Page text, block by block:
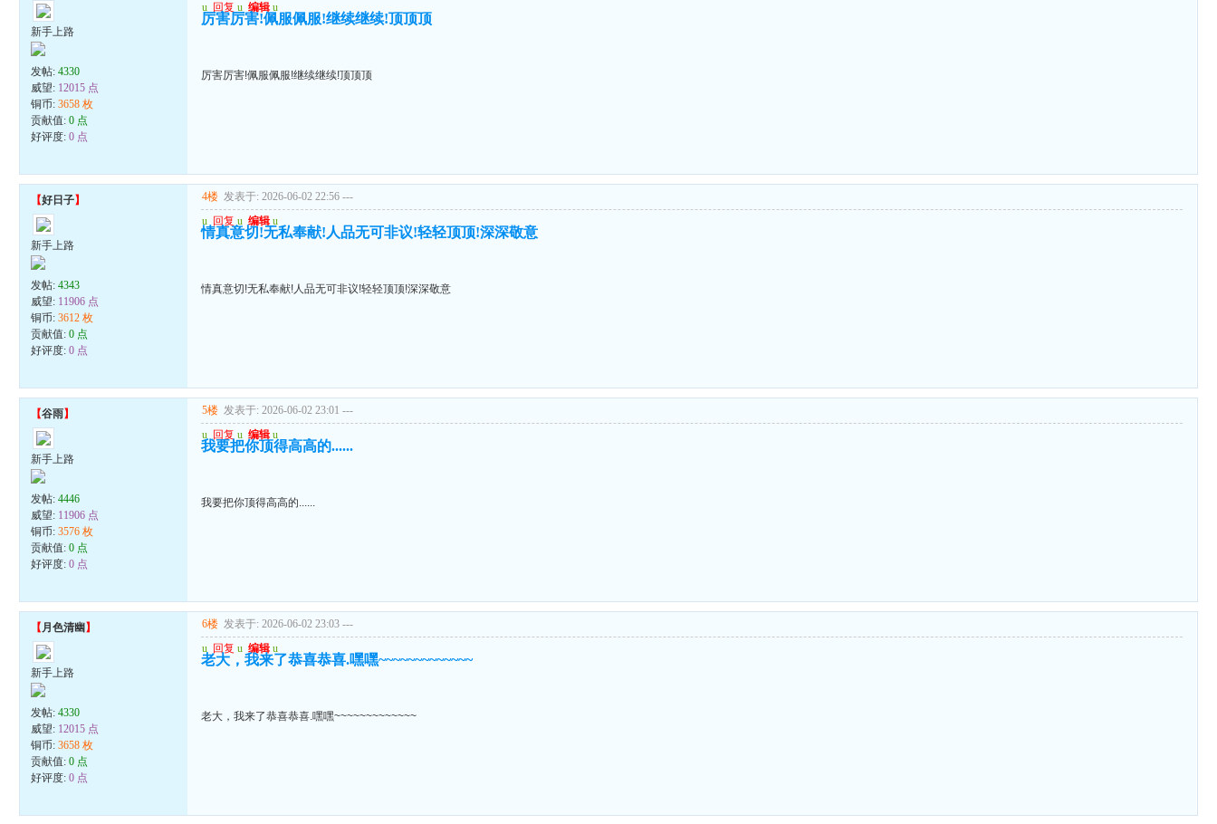
新手上路
发帖:4330
威望: 12015 点
铜币:3658 枚
贡献值:0 点
好评度:0 点
u 回复 u 编辑 u
厉害厉害!佩服佩服!继续继续!顶顶顶
厉害厉害!佩服佩服!继续继续!顶顶顶
【好日子】
新手上路
发帖:4343
威望: 11906 点
铜币:3612 枚
贡献值:0 点
好评度:0 点
4楼 发表于: 2026-06-02 22:56 ---
u 回复 u 编辑 u
情真意切!无私奉献!人品无可非议!轻轻顶顶!深深敬意
情真意切!无私奉献!人品无可非议!轻轻顶顶!深深敬意
【谷雨】
新手上路
发帖:4446
威望: 11906 点
铜币:3576 枚
贡献值:0 点
好评度:0 点
5楼 发表于: 2026-06-02 23:01 ---
u 回复 u 编辑 u
我要把你顶得高高的......
我要把你顶得高高的......
【月色清幽 】
新手上路
发帖:4330
威望: 12015 点
铜币:3658 枚
贡献值:0 点
好评度:0 点
6楼 发表于: 2026-06-02 23:03 ---
u 回复 u 编辑 u
老大，我来了恭喜恭喜.嘿嘿~~~~~~~~~~~~~
老大，我来了恭喜恭喜.嘿嘿~~~~~~~~~~~~~